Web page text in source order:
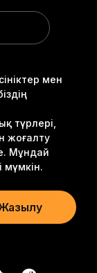
мен
түрлері,
жоғалту
Мұндай
мүмкін.